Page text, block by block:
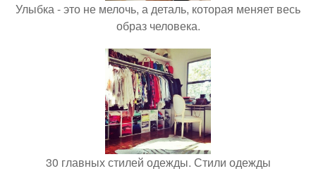
Улыбка - это не мелочь, а деталь, которая меняет весь
образ человека.
30 главных стилей одежды. Стили одежды